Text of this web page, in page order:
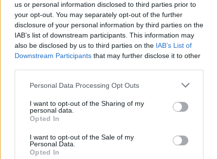
us or personal information disclosed to third parties prior to
your opt-out. You may separately opt-out of the further
disclosure of your personal information by third parties on the
IAB’s list of downstream participants. This information may
also be disclosed by us to third parties on the IAB’s List of
Downstream Participants that may further disclose it to other
Personal Data Processing Opt Outs
I want to opt-out of the Sharing of my
personal data.
Opted In
I want to opt-out of the Sale of my
Personal Data.
Opted In
Πέτρος Κωστόπουλος: Η συγκινητική φωτογραφία
από τον γάμο της κόρης του, Αμαλίας – «Είναι
κάποιες μέρες που δεν τις ξεχνάς ποτέ»